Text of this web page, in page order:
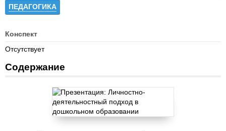
ПЕДАГОГИКА
Конспект
Отсутствует
Содержание